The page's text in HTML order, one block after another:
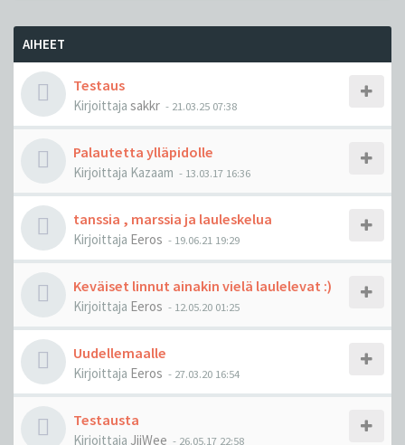
AIHEET
Testaus
Kirjoittaja sakkr - 21.03.25 07:38
Palautetta ylläpidolle
Kirjoittaja Kazaam - 13.03.17 16:36
tanssia , marssia ja lauleskelua
Kirjoittaja Eeros - 19.06.21 19:29
Keväiset linnut ainakin vielä laulelevat :)
Kirjoittaja Eeros - 12.05.20 01:25
Uudellemaalle
Kirjoittaja Eeros - 27.03.20 16:54
Testausta
Kirjoittaja JiiWee - 26.05.17 22:58